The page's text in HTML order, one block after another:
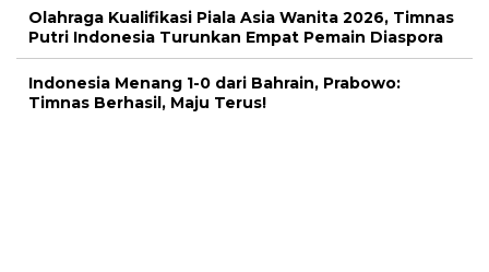
Olahraga Kualifikasi Piala Asia Wanita 2026, Timnas
Putri Indonesia Turunkan Empat Pemain Diaspora
Indonesia Menang 1-0 dari Bahrain, Prabowo:
Timnas Berhasil, Maju Terus!